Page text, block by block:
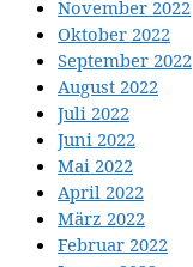
November 2022
Oktober 2022
September 2022
August 2022
Juli 2022
Juni 2022
Mai 2022
April 2022
März 2022
Februar 2022